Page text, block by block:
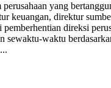
yang
keuangan, direktur
direksi
sewaktu-waktu